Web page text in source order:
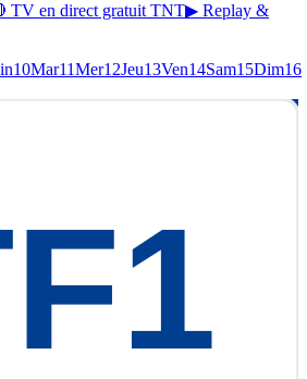
TV en direct gratuit TNT▶ Replay &
10Mar11Mer12Jeu13Ven14Sam15Dim16